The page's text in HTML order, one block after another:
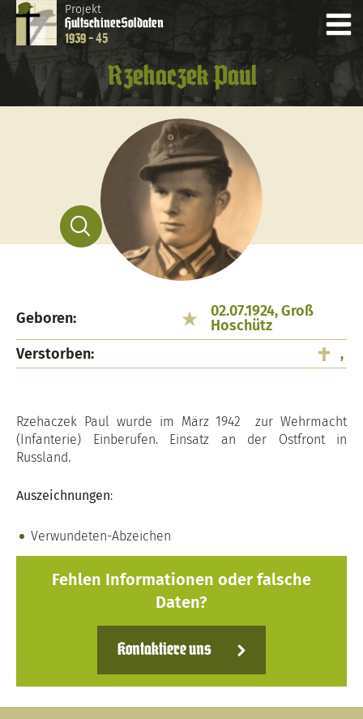
Projekt
HultschinerSoldaten
1939 - 45
Rzehaczek Paul
Geboren:
02.07.1924, Groß
Hoschütz
Verstorben:
,
Rzehaczek Paul wurde im März 1942 zur Wehrmacht
(Infanterie) Einberufen. Einsatz an der Ostfront in
Russland.
Auszeichnungen:
Verwundeten-Abzeichen
Fehlen Informationen oder falsche
Daten?
Kontaktiere uns